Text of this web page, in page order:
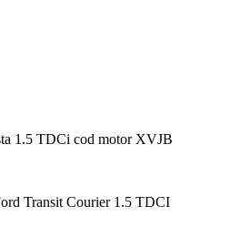
1.5 TDCi cod motor XVJB
Transit Courier 1.5 TDCI